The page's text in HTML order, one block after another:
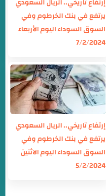
يرتفع في بنك الخرطوم وفي
السوق السوداء اليوم الأربعاء
7/2/2024
إرتفاع تاريخي.. الريال السعودي
يرتفع في بنك الخرطوم وفي
السوق السوداء اليوم الاثنين
5/2/2024